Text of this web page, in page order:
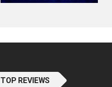
TOP REVIEWS